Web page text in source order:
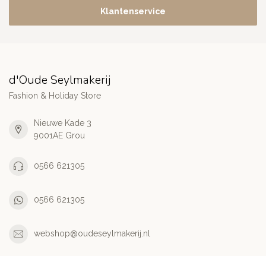
Klantenservice
d'Oude Seylmakerij
Fashion & Holiday Store
Nieuwe Kade 3
9001AE Grou
0566 621305
0566 621305
webshop@oudeseylmakerij.nl